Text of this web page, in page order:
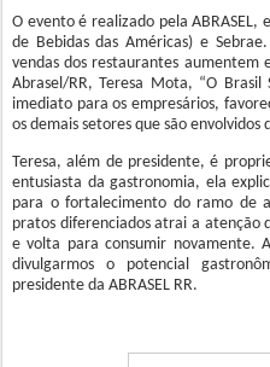
O evento é realizado pela ABRASEL,
de Bebidas das Américas) e
vendas dos restaurantes aumentem
Abrasel/RR, Teresa Mota, “O
imediato para os empresários,
os demais setores que são
Teresa, além de presidente, é
entusiasta da gastronomia, ela
para o fortalecimento do ramo de
pratos diferenciados atrai a atenção
e volta para consumir novamente.
divulgarmos o potencial
presidente da ABRASEL RR.